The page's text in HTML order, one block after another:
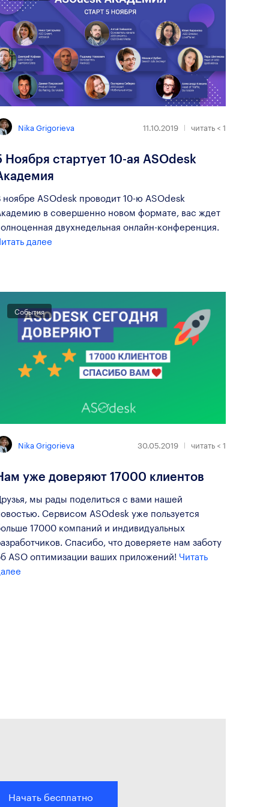
Nika Grigorieva 11.10.2019 читать < 1
Ноября стартует 10-ая ASOdesk
ноябре ASOdesk проводит 10-ю ASOdesk
в совершенно новом формате, вас ждет
двухнедельная онлайн-конференция.
далее
События
Nika Grigorieva 30.05.2019 читать < 1
уже доверяют 17000 клиентов
мы рады поделиться с вами нашей
Сервисом ASOdesk уже пользуется
17000 компаний и индивидуальных
Спасибо, что доверяете нам заботу
ASO оптимизации ваших приложений! Читать
Начать бесплатно